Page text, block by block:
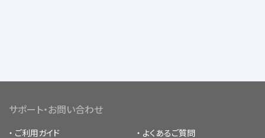
サポート・お問い合わせ
ご利用ガイド よくあるご質問